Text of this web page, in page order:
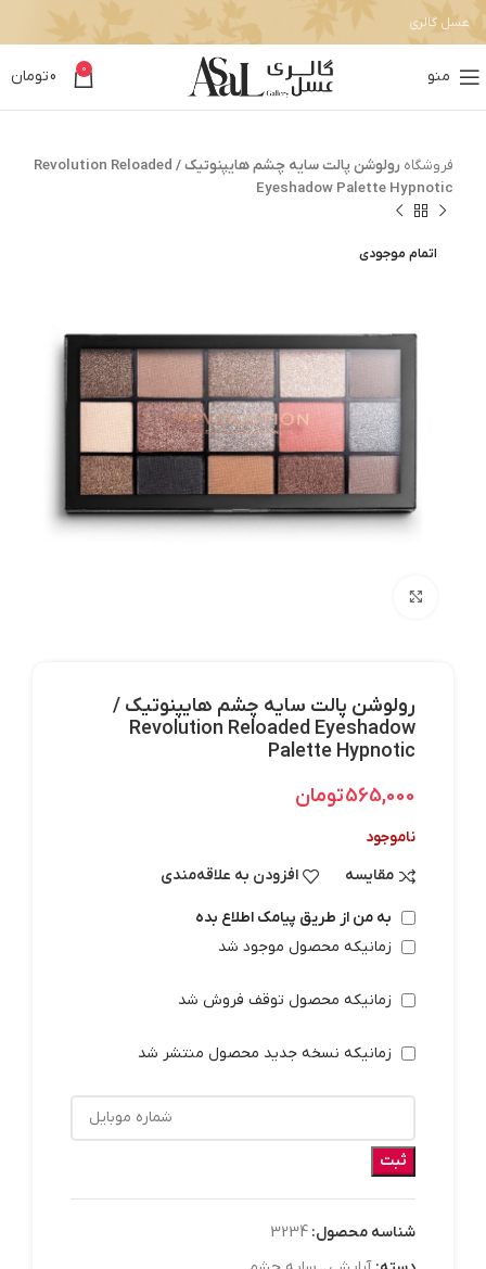
عسل گالری
منو 0
0تومان
فروشگاه
رولوشن پالت سایه چشم هایپنوتیک / Revolution Reloaded
Eyeshadow Palette Hypnotic
اتمام موجودی
رولوشن پالت سایه چشم هایپنوتیک /
Revolution Reloaded Eyeshadow
Palette Hypnotic
565,000تومان
ناموجود
مقایسه
افزودن به علاقه‌مندی
به من از طریق پیامک اطلاع بده
زمانیکه محصول موجود شد
زمانیکه محصول توقف فروش شد
زمانیکه نسخه جدید محصول منتشر شد
ثبت
شناسه محصول: 3234